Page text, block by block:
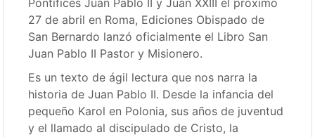
Pontífices Juan Pablo II y Juan XXIII el próximo
27 de abril en Roma, Ediciones Obispado de
San Bernardo lanzó oficialmente el Libro San
Juan Pablo II Pastor y Misionero.
Es un texto de ágil lectura que nos narra la
historia de Juan Pablo II. Desde la infancia del
pequeño Karol en Polonia, sus años de juventud
y el llamado al discipulado de Cristo, la